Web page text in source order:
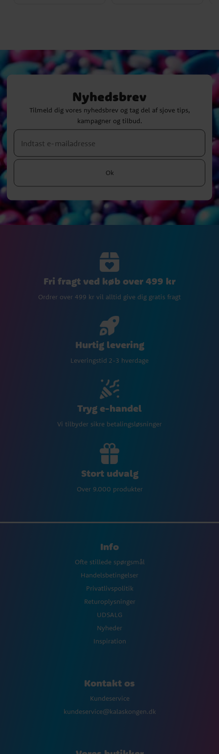
Nyhedsbrev
Tilmeld dig vores nyhedsbrev og tag del af sjove tips,
kampagner og tilbud.
Ok
Fri fragt ved køb over 499 kr
Ordrer over 499 kr vil alltid give dig gratis fragt
Hurtig levering
Leveringstid 2-3 hverdage
Tryg e-handel
Vi tilbyder sikre betalingsløsninger
Stort udvalg
Over 9.000 produkter
Info
Ofte stillede spørgsmål
Handelsbetingelser
Privatlivspolitik
Returoplysninger
UDSALG
Nyheder
Inspiration
Kontakt os
Kundeservice
kundeservice@kalaskongen.dk